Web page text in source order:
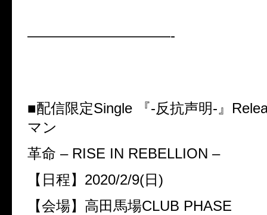
——————————-
■配信限定Single 『-反抗声明-』
マン
革命 – RISE IN REBELLION –
【日程】2020/2/9(日)
【会場】高田馬場CLUB PHASE